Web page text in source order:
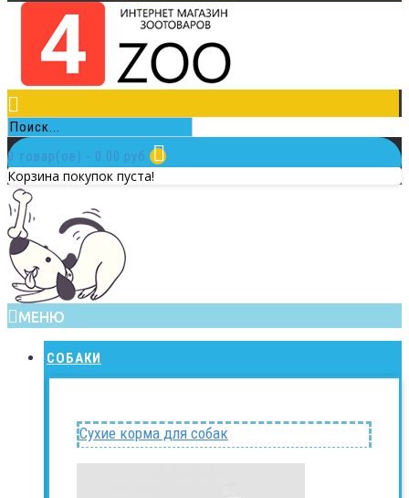
0 товар(ов) - 0.00 руб.
Корзина покупок пуста!
МЕНЮ
СОБАКИ
Сухие корма для собак